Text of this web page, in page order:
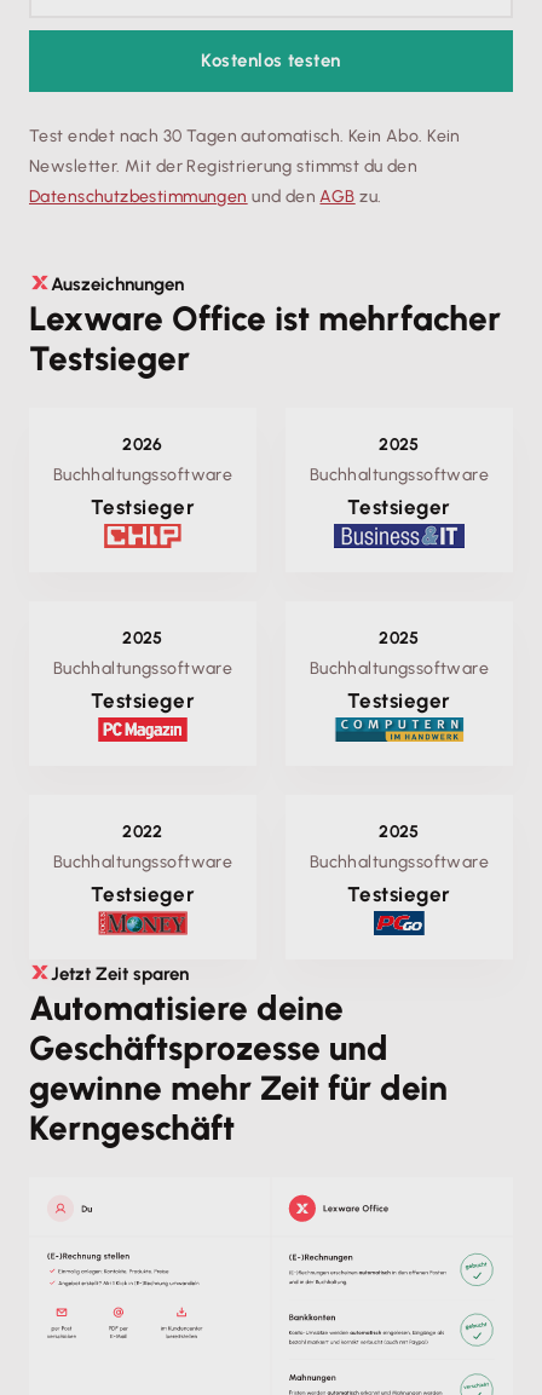
Kostenlos testen
Test endet nach 30 Tagen automatisch. Kein Abo. Kein
Newsletter. Mit der Registrierung stimmst du den
Datenschutz­bestimmungen und denAGB zu.
Auszeichnungen
Lexware Office ist mehrfacher
Testsieger
2026
Buchhaltungssoftware
Testsieger
2025
Buchhaltungssoftware
Testsieger
2025
Buchhaltungssoftware
Testsieger
2025
Buchhaltungssoftware
Testsieger
2022
Buchhaltungssoftware
Testsieger
2025
Buchhaltungssoftware
Testsieger
Jetzt Zeit sparen
Automatisiere deine
Geschäftsprozesse und
gewinne mehr Zeit für dein
Kerngeschäft